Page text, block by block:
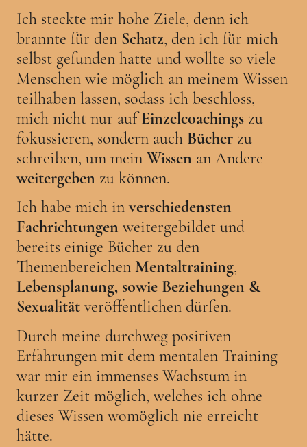
Ich steckte mir hohe Ziele, denn ich
brannte für den Schatz, den ich für mich
selbst gefunden hatte und wollte so viele
Menschen wie möglich an meinem Wissen
teilhaben lassen, sodass ich beschloss,
mich nicht nur aufEinzelcoachings zu
fokussieren, sondern auch Bücher zu
schreiben, um mein Wissen an Andere
weitergeben zu können.
Ich habe mich inverschiedensten
Fachrichtungen weitergebildet und
bereits einige Bücher zu den
Themenbereichen Mentaltraining,
Lebensplanung, sowie Beziehungen &
Sexualität veröffentlichen dürfen.
Durch meine durchweg positiven
Erfahrungen mit dem mentalen Training
war mir ein immenses Wachstum in
kurzer Zeit möglich, welches ich ohne
dieses Wissen womöglich nie erreicht
hätte.